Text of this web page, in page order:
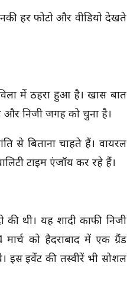
हर फोटो और वीडियो देखते
में ठहरा हुआ है। खास बात
और निजी जगह को चुना है।
से बिताना चाहते हैं। वायरल
टाइम एंजॉय कर रहे हैं।
थी। यह शादी काफी निजी
को हैदराबाद में एक ग्रैंड
इस इवेंट की तस्वीरें भी सोशल